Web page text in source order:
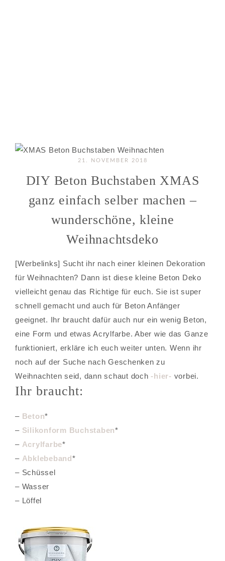
21. NOVEMBER 2018
DIY Beton Buchstaben XMAS
ganz einfach selber machen –
wunderschöne, kleine
Weihnachtsdeko
[Werbelinks] Sucht ihr nach einer kleinen Dekoration
für Weihnachten? Dann ist diese kleine Beton Deko
vielleicht genau das Richtige für euch. Sie ist super
schnell gemacht und auch für Beton Anfänger
geeignet. Ihr braucht dafür auch nur ein wenig Beton,
eine Form und etwas Acrylfarbe. Aber wie das Ganze
funktioniert, erkläre ich euch weiter unten. Wenn ihr
noch auf der Suche nach Geschenken zu
Weihnachten seid, dann schaut doch -hier- vorbei.
Ihr braucht:
– Beton*
– Silikonform Buchstaben*
– Acrylfarbe*
– Abklebeband*
– Schüssel
– Wasser
– Löffel